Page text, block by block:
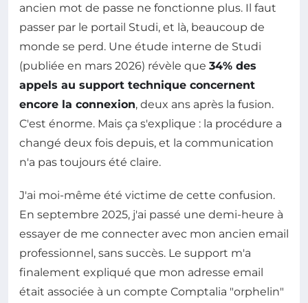
ancien mot de passe ne fonctionne plus. Il faut
passer par le portail Studi, et là, beaucoup de
monde se perd. Une étude interne de Studi
(publiée en mars 2026) révèle que 34% des
appels au support technique concernent
encore la connexion, deux ans après la fusion.
C'est énorme. Mais ça s'explique : la procédure a
changé deux fois depuis, et la communication
n'a pas toujours été claire.
J'ai moi-même été victime de cette confusion.
En septembre 2025, j'ai passé une demi-heure à
essayer de me connecter avec mon ancien email
professionnel, sans succès. Le support m'a
finalement expliqué que mon adresse email
était associée à un compte Comptalia "orphelin"